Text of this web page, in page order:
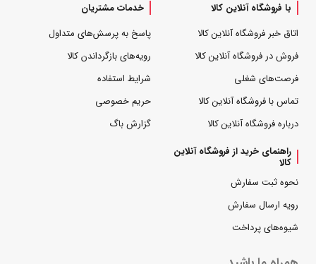
با فروشگاه آنلاین کالا
اتاق خبر فروشگاه آنلاین کالا
فروش در فروشگاه آنلاین کالا
فرصت‌های شغلی
تماس با فروشگاه آنلاین کالا
درباره فروشگاه آنلاین کالا
خدمات مشتریان
پاسخ به پرسش‌های متداول
رویه‌های بازگرداندن کالا
شرایط استفاده
حریم خصوصی
گزارش باگ
راهنمای خرید از فروشگاه آنلاین
کالا
نحوه ثبت سفارش
رویه ارسال سفارش
شیوه‌های پرداخت